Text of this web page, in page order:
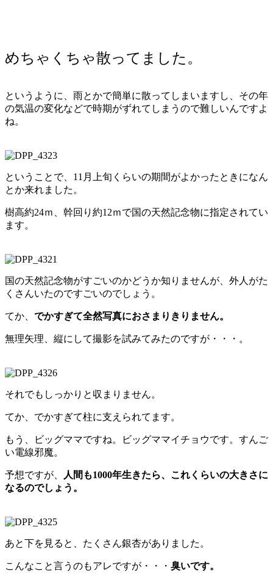
めちゃくちゃ散ってました。
というように、雨とかで簡単に散ってしまいますし、その年
の気温の変化などで時期がずれてしまうので難しいんですよ
ね。
ということで、11月上旬くらいの期間がよかったときになん
とか来れました。
樹高約24ｍ、幹回り約12ｍで国の天然記念物に指定されてい
ます。
国の天然記念物がすごいのかどうか知りませんが、外人がた
くさんいたのですごいのでしょう。
てか、 でかすぎて全然写真におさまりきりません。
無理矢理、縦にして撮影を試みてみたのですが・・・。
それでもしっかりと収まりません。
てか、でかすぎて柱に支えられてます。
もう、ビッグママですね。ビッグママイチョウです。すんご
い電線邪魔。
予想ですが、
人間も1000年生きたら、これくらいの大きさに
なるのでしょう。
あと下を見ると、たくさん銀杏がありました。
こんなこと言うのもアレですが・・・ 臭いです。